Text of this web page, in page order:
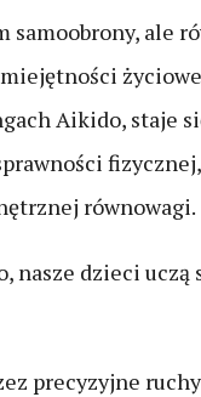
ale
Aikido, staje
równowagi.
nasze dzieci uczą
precyzyjne